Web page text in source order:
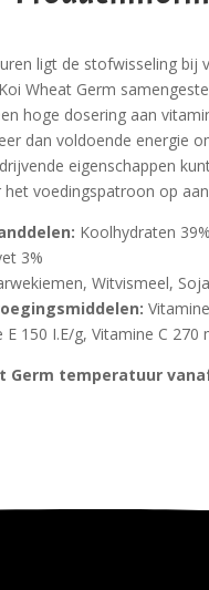
ligt de stofwisseling bij
Wheat Germ
hoge dosering aan
dan voldoende energie
eigenschappen
het voedingspatroon op
Koolhydraten
3%
Witvismeel,
E 150 I.E/g, Vitamine C 270
Germ temperatuur